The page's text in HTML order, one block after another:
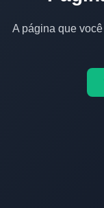
A página que